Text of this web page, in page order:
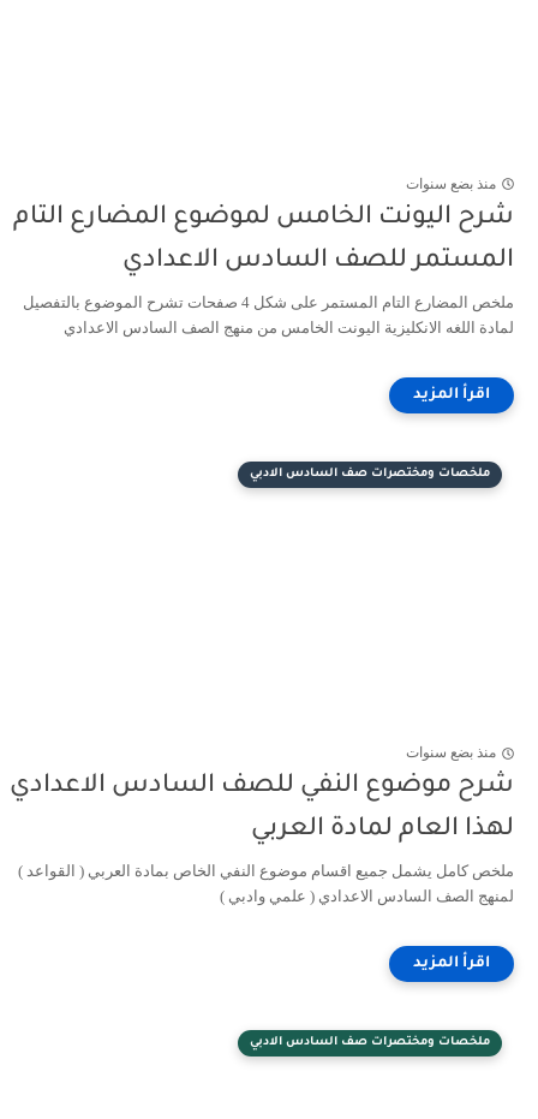
منذ بضع سنوات
شرح اليونت الخامس لموضوع المضارع التام
المستمر للصف السادس الاعدادي
ملخص المضارع التام المستمر على شكل 4 صفحات تشرح الموضوع بالتفصيل
لمادة اللغه الانكليزية اليونت الخامس من منهج الصف السادس الاعدادي
ملخصات ومختصرات صف السادس الادبي
منذ بضع سنوات
شرح موضوع النفي للصف السادس الاعدادي
لهذا العام لمادة العربي
ملخص كامل يشمل جميع اقسام موضوع النفي الخاص بمادة العربي ( القواعد )
لمنهج الصف السادس الاعدادي ( علمي وادبي )
ملخصات ومختصرات صف السادس الادبي